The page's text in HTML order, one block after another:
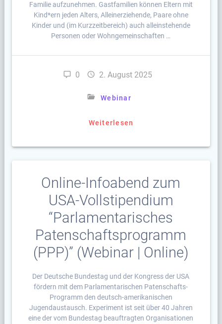
Familie aufzunehmen. Gastfamilien können Eltern mit
Kind*ern jeden Alters, Alleinerziehende, Paare ohne
Kinder und (im Kurzzeitbereich) auch alleinstehende
Personen oder Wohngemeinschaften …
0 2. August 2025
Webinar
Weiterlesen
Online-Infoabend zum
USA-Vollstipendium
“Parlamentarisches
Patenschaftsprogramm
(PPP)” (Webinar | Online)
Der Deutsche Bundestag und der Kongress der USA
fördern mit dem Parlamentarischen Patenschafts-
Programm den deutsch-amerikanischen
Jugendaustausch. Experiment ist seit über 40 Jahren
eine der vom Bundestag beauftragten Organisationen